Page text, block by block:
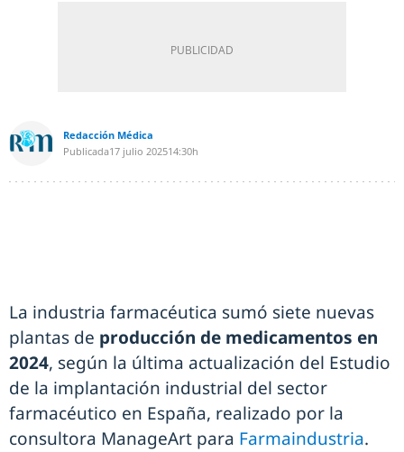
Redacción Médica
Publicada17 julio 202514:30h
La industria farmacéutica sumó siete nuevas
plantas de producción de medicamentos en
2024, según la última actualización del Estudio
de la implantación industrial del sector
farmacéutico en España, realizado por la
consultora ManageArt para Farmaindustria.